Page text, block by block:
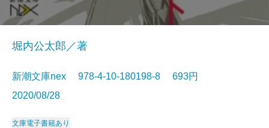
堀内公太郎／著
新潮文庫nex 978-4-10-180198-8 693円
2020/08/28
文庫電子書籍あり